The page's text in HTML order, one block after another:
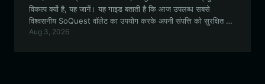
विकल्प क्यों है, यह जानें। यह गाइड बताती है कि आज उपलब्ध सबसे
विश्वसनीय SoQuest वॉलेट का उपयोग करके अपनी संपत्ति को सुरक्षित रूप
से कैसे स्टोर करें, EVM इकोसिस्टम को कैसे नेविगेट करें और विकेंद्रीकृत
Aug 3, 2026